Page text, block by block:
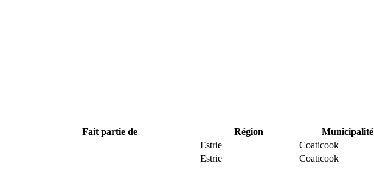
Fait partie de Région Municipalité
Estrie
Coaticook
Estrie Coaticook